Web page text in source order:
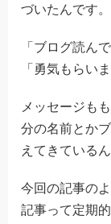
づいたんです。
「ブログ読ん
「勇気もらい
メッセージも
分の名前とか
えてきている
今回の記事の
記事って定期